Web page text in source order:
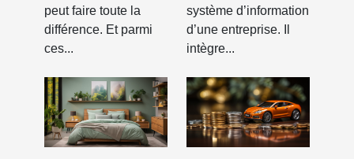
peut faire toute la
différence. Et parmi
ces...
système d’information
d’une entreprise. Il
intègre...